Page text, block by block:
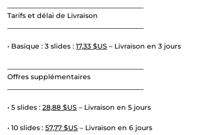
Tarifs et délai de Livraison
• Basique : 3 slides : 17,33 $US – Livraison en 3 jours
Offres supplémentaires
• 5 slides : 28,88 $US – Livraison en 5 jours
• 10 slides : 57,77 $US – Livraison en 6 jours